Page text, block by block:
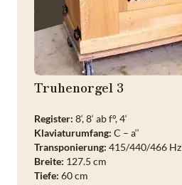
Truhenorgel 3
Register: 8‘, 8‘ ab f°, 4‘
Klaviaturumfang: C – a‘‘
Transponierung: 415/440/466 Hz
Breite: 127.5 cm
Tiefe: 60 cm